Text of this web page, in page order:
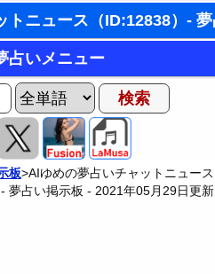
洋・西洋占星術
ホラリー占星術
占いで未来診断
トカードで無料占い
命名の姓名判断
占いメニュー
板>AIゆめの夢占いチャットニュース
- 夢占い掲示板 - 2021年05月29日更新